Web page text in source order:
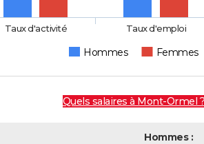
Hommes Femmes
Taux d'activité Taux d'emploi
Quels salaires à Mont-Ormel ?
Hommes :